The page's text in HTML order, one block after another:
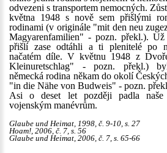
odvezeni s transportem nemocných.
května 1948 s nově sem přišlými
rodinami (v originále "mit den neu
Magyarenfamilien" - pozn. překl.).
přišlí zase odtáhli a ti plenitelé po
načatém díle. V květnu 1948 z
Kleinuretschlag" - pozn. překl.)
německá rodina někam do okolí
"in die Nähe von Budweis" - pozn.
Asi o deset let později padla
vojenským manévrům.
Glaube und Heimat, 1998, č. 9-10, s. 27
Hoam!, 2006, č. 7, s. 56
Glaube und Heimat, 2006, č. 7, s. 65-66